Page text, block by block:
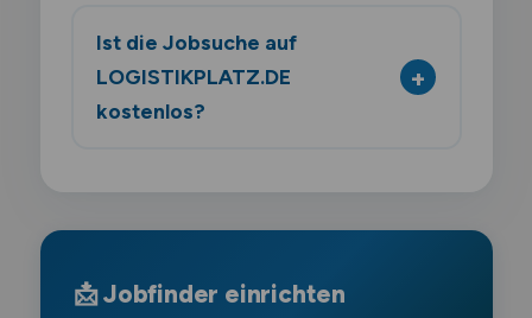
Ist die Jobsuche auf
LOGISTIKPLATZ.DE
kostenlos?
📩 Jobfinder einrichten